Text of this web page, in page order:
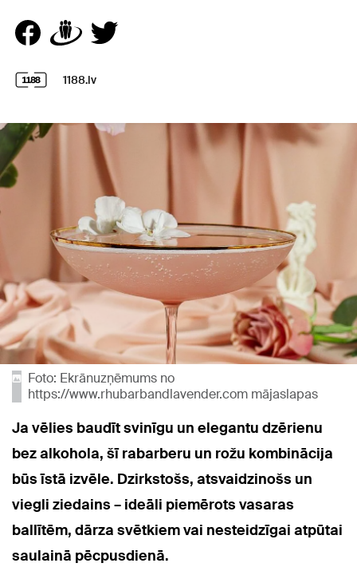
1188.lv
Foto: Ekrānuzņēmums no
https://www.rhubarbandlavender.com mājaslapas
Ja vēlies baudīt svinīgu un elegantu dzērienu
bez alkohola, šī rabarberu un rožu kombinācija
būs īstā izvēle. Dzirkstošs, atsvaidzinošs un
viegli ziedains – ideāli piemērots vasaras
ballītēm, dārza svētkiem vai nesteidzīgai atpūtai
saulainā pēcpusdienā.